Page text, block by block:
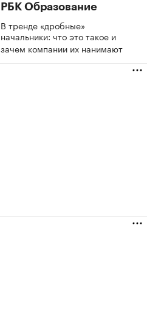
РБК Образование
В тренде «дробные»
начальники: что это такое и
зачем компании их нанимают